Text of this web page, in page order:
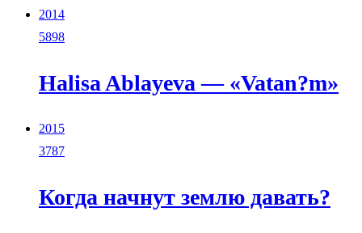
2014
5898
Halisa Ablayeva — «Vatan?m»
2015
3787
Когда начнут землю давать?